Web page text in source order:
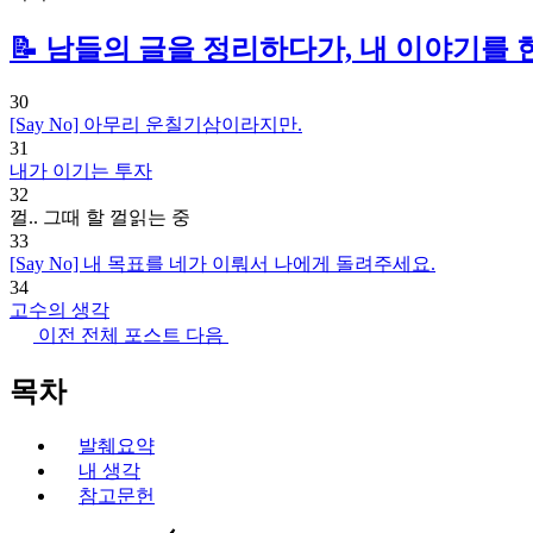
📝 남들의 글을 정리하다가, 내 이야기를
30
[Say No] 아무리 운칠기삼이라지만.
31
내가 이기는 투자
32
껄.. 그때 할 껄읽는 중
33
[Say No] 내 목표를 네가 이뤄서 나에게 돌려주세요.
34
고수의 생각
이전 전체 포스트 다음
목차
발췌요약
내 생각
참고문헌